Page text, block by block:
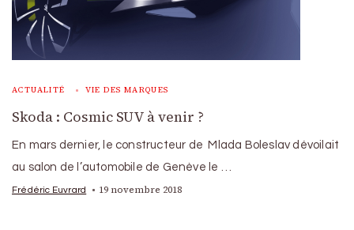
ACTUALITÉ VIE DES MARQUES
Skoda : Cosmic SUV à venir ?
En mars dernier, le constructeur de Mlada Boleslav dévoilait
au salon de l’automobile de Genève le …
Frédéric Euvrard 19 novembre 2018